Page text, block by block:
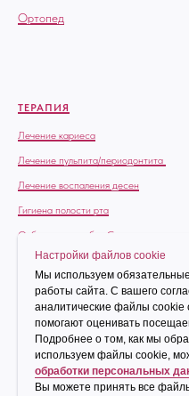
Ортопед
ТЕРАПИЯ
Лечение кариеса
Лечение пульпита/периодонтита
Лечение воспаления десен
Гигиена полости рта
Отбеливание зубов Сыктывкар
Эстетическая реставрация зубов
Протезирование зубов и
имплантация
Имплантация All-on-4
Настройки файлов cookie
Мы используем
работы сайта. С вашего
аналитические файлы cookie
помогают оценивать
Подробнее о том, как мы
используем файлы cookie,
обработки персональных
Вы можете принять все